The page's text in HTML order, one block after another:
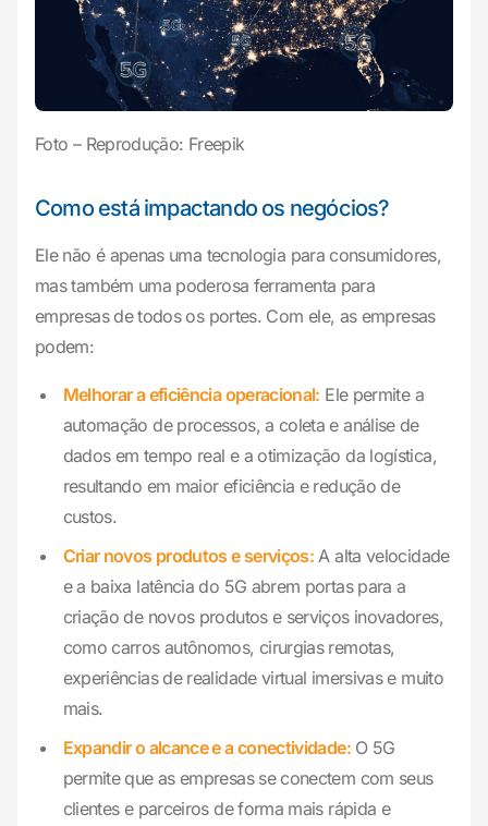
Foto – Reprodução: Freepik
Como está impactando os negócios?
Ele não é apenas uma tecnologia para consumidores,
mas também uma poderosa ferramenta para
empresas de todos os portes. Com ele, as empresas
podem:
Melhorar a eficiência operacional: Ele permite a
automação de processos, a coleta e análise de
dados em tempo real e a otimização da logística,
resultando em maior eficiência e redução de
custos.
Criar novos produtos e serviços: A alta velocidade
e a baixa latência do 5G abrem portas para a
criação de novos produtos e serviços inovadores,
como carros autônomos, cirurgias remotas,
experiências de realidade virtual imersivas e muito
mais.
Expandir o alcance e a conectividade:O 5G
permite que as empresas se conectem com seus
clientes e parceiros de forma mais rápida e